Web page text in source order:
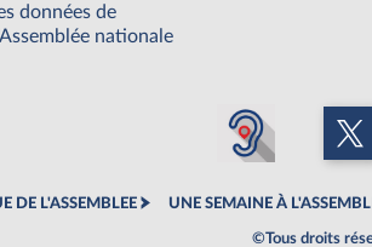
données de
nationale
DE L'ASSEMBLEE UNE SEMAINE À
©Tous droits